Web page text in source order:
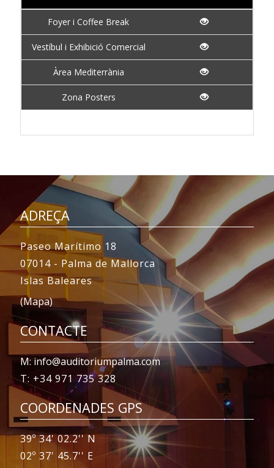
Foyer i Coffee Break
Vestíbul i Exhibició Comercial
Àrea Mediterrània
Zona Posters
ADREÇA
Paseo Marítimo 18
07014 - Palma de Mallorca
Islas Baleares
(Mapa)
CONTACTE
M: info@auditoriumpalma.com
T: +34 971 735 328
COORDENADES GPS
39º 34' 02.2'' N
02º 37' 45.7'' E